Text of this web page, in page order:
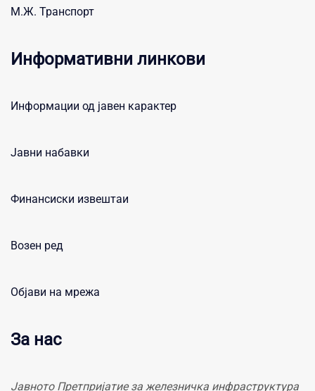
М.Ж. Транспорт
Информативни линкови
Информации од јавен карактер
Јавни набавки
Финансиски извештаи
Возен ред
Објави на мрежа
За нас
Јавното Претпријатие за железничка инфраструктура